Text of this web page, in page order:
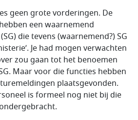
geen grote vorderingen. De
een waarnemend
die tevens (waarnemend?) SG
Je had mogen verwachten
zou gaan tot het benoemen
Maar voor die functies hebben
plaatsgevonden.
is formeel nog niet bij die